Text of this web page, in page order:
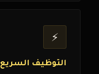
⚡
التوظيف السريع